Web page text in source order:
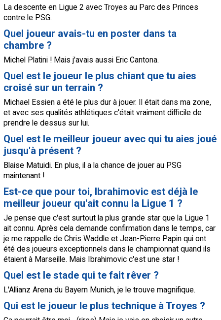
La descente en Ligue 2 avec Troyes au Parc des Princes
contre le PSG.
Quel joueur avais-tu en poster dans ta
chambre ?
Michel Platini ! Mais j'avais aussi Eric Cantona.
Quel est le joueur le plus chiant que tu aies
croisé sur un terrain ?
Michael Essien a été le plus dur à jouer. Il était dans ma zone,
et avec ses qualités athlétiques c'était vraiment difficile de
prendre le dessus sur lui.
Quel est le meilleur joueur avec qui tu aies joué
jusqu'à présent ?
Blaise Matuidi. En plus, il a la chance de jouer au PSG
maintenant !
Est-ce que pour toi, Ibrahimovic est déjà le
meilleur joueur qu'ait connu la Ligue 1 ?
Je pense que c'est surtout la plus grande star que la Ligue 1
ait connu. Après cela demande confirmation dans le temps, car
je me rappelle de Chris Waddle et Jean-Pierre Papin qui ont
été des joueurs exceptionnels dans le championnat quand ils
étaient à Marseille. Mais Ibrahimovic c'est une star !
Quel est le stade qui te fait rêver ?
L'Allianz Arena du Bayern Munich, je le trouve magnifique.
Qui est le joueur le plus technique à Troyes ?